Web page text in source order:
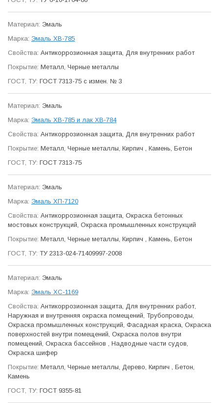
Эмаль
Эмаль ХВ-785
Антикор­розионная защита, Для внутренних работ
Металл, Черные металлы
ГОСТ 7313-75 с измен. № 3
Эмаль
Эмаль ХВ-785 и лак ХВ-784
Антикор­розионная защита, Для внутренних работ
Металл, Черные металлы, Кирпич , Камень, Бетон
ГОСТ 7313-75
Эмаль
Эмаль ХП-7120
Антикор­розионная защита, Окраска бетонных
мостовых конструкций, Окраска промыш­ленных конструкций
Металл, Черные металлы, Кирпич , Камень, Бетон
ТУ 2313-024-71409997-2008
Эмаль
Эмаль ХС-1169
Антикор­розионная защита, Для внутренних работ,
Наружная и внутренняя окраска помещений, Трубо­проводы,
Окраска промыш­ленных конструкций, Фасадная краска, Окраска
поверхностей внутри помещений, Окраска полов внутри
помещений, Окраска бассейнов , Надводные части судов,
Окраска шифер
Металл, Черные металлы, Дерево, Кирпич , Бетон,
Камень
ГОСТ 9355-81